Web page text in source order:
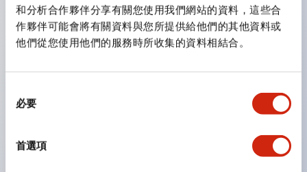
和分析合作夥伴分享有關您使用我們網站的資料，這些合
作夥伴可能會將有關資料與您所提供給他們的其他資料或
他們從您使用他們的服務時所收集的資料相結合。
必要
首選項
備有符合國際標準的緊急停止開關。備有照明與非照明
型。解除鎖定方式有拉出或旋轉型。具備直接開路動作功
能（IEC60947-5-1 附件K）。具備安全鎖定結構
（IEC60947-5-5 6.2）。
指示燈採用大燈罩，確保更廣的視角和範圍，增強安全
性。
線引起的反光。